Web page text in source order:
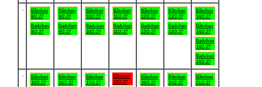
Båtviken
8/2-27
Badviken
8/2-27
Båtviken
9/2-27
Badviken
9/2-27
Båtviken
10/2-27
Badviken
10/2-27
Båtviken
11/2-27
Badviken
11/2-27
Båtviken
12/2-27
Badviken
12/2-27
Båtviken
13/2-27
Badviken
13/2-27
Båtviken
14/2-27
Båtviken
14/2-27
Badviken
14/2-27
Badviken
14/2-27
Båtviken
15/2-27
Båtviken
16/2-27
Båtviken
17/2-27
Båtviken
18/2-27
Båtviken
19/2-27
Båtviken
20/2-27
Båtviken
21/2-27